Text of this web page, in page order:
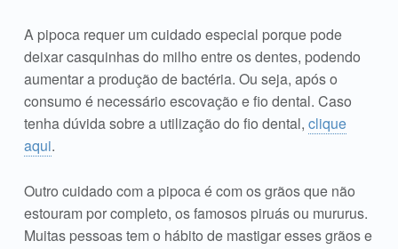
A pipoca requer um cuidado especial porque pode
deixar casquinhas do milho entre os dentes, podendo
aumentar a produção de bactéria. Ou seja, após o
consumo é necessário escovação e fio dental. Caso
tenha dúvida sobre a utilização do fio dental, clique
aqui.
Outro cuidado com a pipoca é com os grãos que não
estouram por completo, os famosos piruás ou mururus.
Muitas pessoas tem o hábito de mastigar esses grãos e